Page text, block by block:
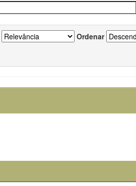
Ordenar